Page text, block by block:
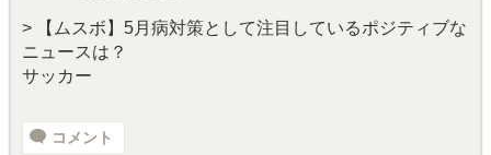
> 【ムスボ】5月病対策として注目しているポジティブな
ニュースは？
サッカー
コメント